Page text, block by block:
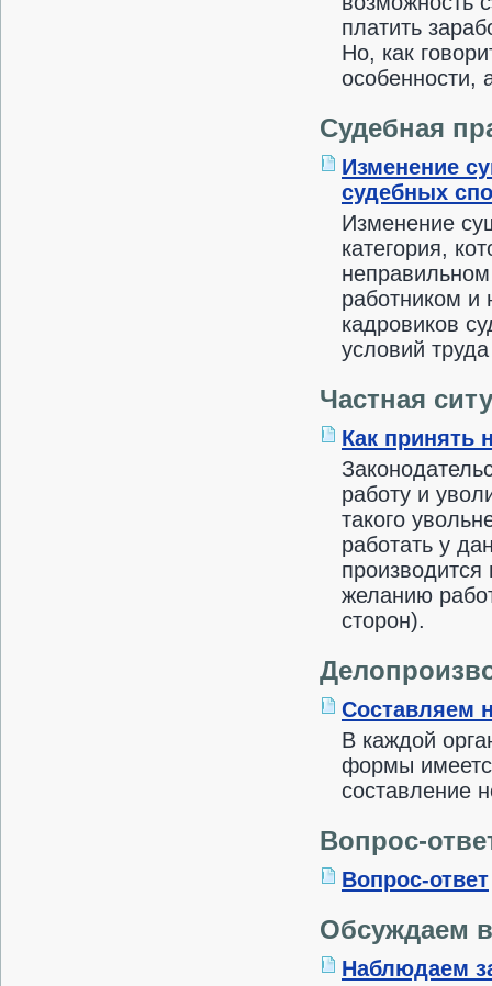
платить
Но, как
особенности,
Судебная
Изменение
судебных
Изменение
категория,
работником и
кадровиков
условий
Частная
Как принять
работу и
такого
работать у
производится
желанию
сторон).
Составляем
В каждой
формы
составление
Вопрос-
Вопрос-ответ
Обсуждаем
Наблюдаем